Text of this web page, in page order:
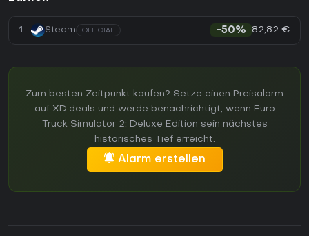
1 Steam OFFICIAL -50% 82,82 €
Zum besten Zeitpunkt kaufen? Setze einen Preisalarm
auf XD.deals und werde benachrichtigt, wenn Euro
Truck Simulator 2: Deluxe Edition sein nächstes
historisches Tief erreicht.
Alarm erstellen